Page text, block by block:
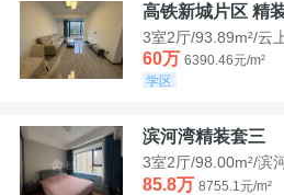
高铁新城片区 精
3室2厅/93.89m²/云
60万 6390.46元/m²
学区
滨河湾精装套三
3室2厅/98.00m²/滨
85.8万 8755.1元/m²